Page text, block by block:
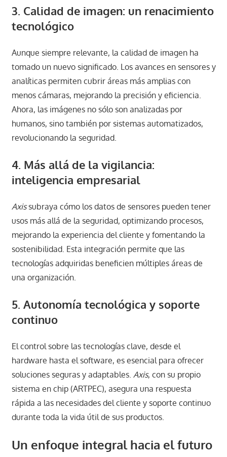
3. Calidad de imagen: un renacimiento
tecnológico
Aunque siempre relevante, la calidad de imagen ha
tomado un nuevo significado. Los avances en sensores y
analíticas permiten cubrir áreas más amplias con
menos cámaras, mejorando la precisión y eficiencia.
Ahora, las imágenes no sólo son analizadas por
humanos, sino también por sistemas automatizados,
revolucionando la seguridad.
4. Más allá de la vigilancia:
inteligencia empresarial
Axissubraya cómo los datos de sensores pueden tener
usos más allá de la seguridad, optimizando procesos,
mejorando la experiencia del cliente y fomentando la
sostenibilidad. Esta integración permite que las
tecnologías adquiridas beneficien múltiples áreas de
una organización.
5. Autonomía tecnológica y soporte
continuo
El control sobre las tecnologías clave, desde el
hardware hasta el software, es esencial para ofrecer
soluciones seguras y adaptables. Axis, con su propio
sistema en chip (ARTPEC), asegura una respuesta
rápida a las necesidades del cliente y soporte continuo
durante toda la vida útil de sus productos.
Un enfoque integral hacia el futuro